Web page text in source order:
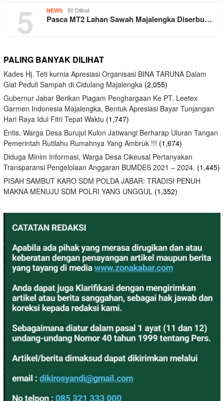
5 NEWS 50 Dilihat
Pasca MT2 Lahan Sawah Majalengka Diserbu…
PALING BANYAK DILIHAT
Kades Hj. Teti kurnia Apresiasi Organisasi BINA TARUNA Dalam
Giat Peduli Sampah di Cidulang Majalengka (2,055)
Gubernur Jabar Berikan Piagam Penghargaan Ke PT. Leetex
Garmen Indonesia Majalengka, Bentuk Apresiasi Bayar Tunjangan
Hari Raya Idul Fitri Tepat Waktu (1,747)
Entis, Warga Desa Burujul Kulon Jatiwangi Berharap Uluran Tangan
Pemerintah Rutilahu Rumahnya Yang Ambruk !!! (1,674)
Diduga Minim Informasi, Warga Desa Cikeusal Pertanyakan
Transparansi Pengelolaan Anggaran BUMDES 2021 – 2024. (1,445)
PISAH SAMBUT KARO SDM POLDA JABAR: TRADISI PENUH
MAKNA MENUJU SDM POLRI YANG UNGGUL (1,352)